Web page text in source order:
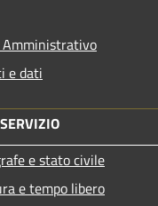
Amministrativo
e dati
e stato civile
e tempo libero